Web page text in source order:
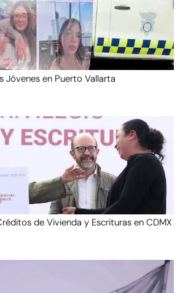
Jóvenes en Puerto Vallarta
de Vivienda y Escrituras en CDMX